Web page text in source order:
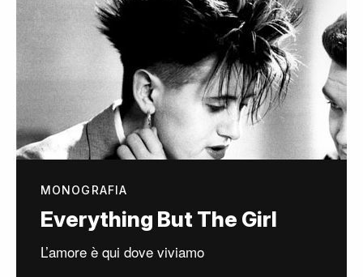
MONOGRAFIA
Everything But The Girl
L’amore è qui dove viviamo